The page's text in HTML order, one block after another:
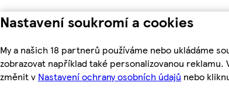
Nastavení soukromí a cookies
My a našich 18 partnerů používáme nebo ukládáme
zobrazovat například také personalizovanou
změnit v Nastavení ochrany osobních údajů nebo